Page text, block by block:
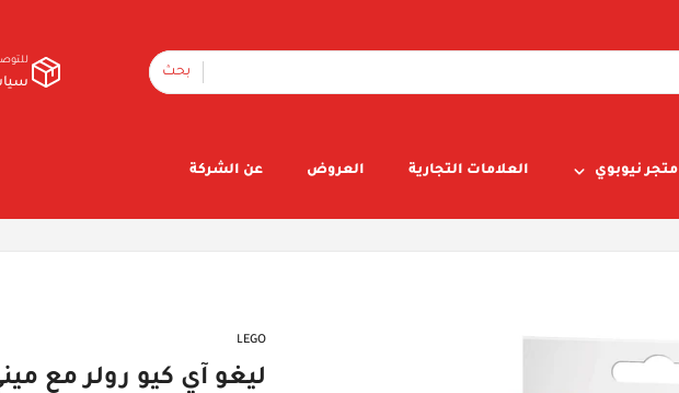
بحث
متجر نيوبوي العلامات التجارية العروض عن الشركة
LEGO
ليغو آي كيو رولر مع